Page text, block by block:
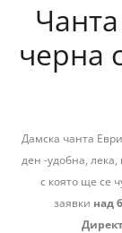
черна
Дамска чанта
ден -удобна,
с която ще се
заявки над